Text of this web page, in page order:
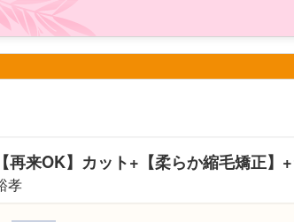
【再来OK】カット+【柔らか縮毛矯正】
孝